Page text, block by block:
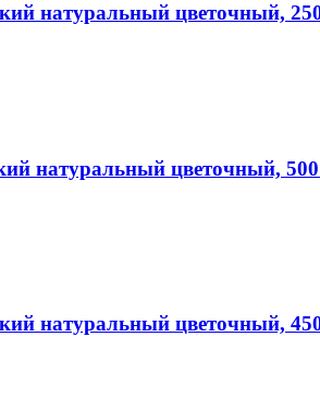
натуральный цветочный,
цветочный, 500
натуральный цветочный,